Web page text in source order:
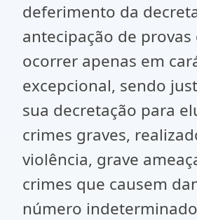
deferimento da
antecipação de provas
ocorrer apenas em
excepcional, sendo
sua decretação para
crimes graves,
violência, grave
crimes que causem
número